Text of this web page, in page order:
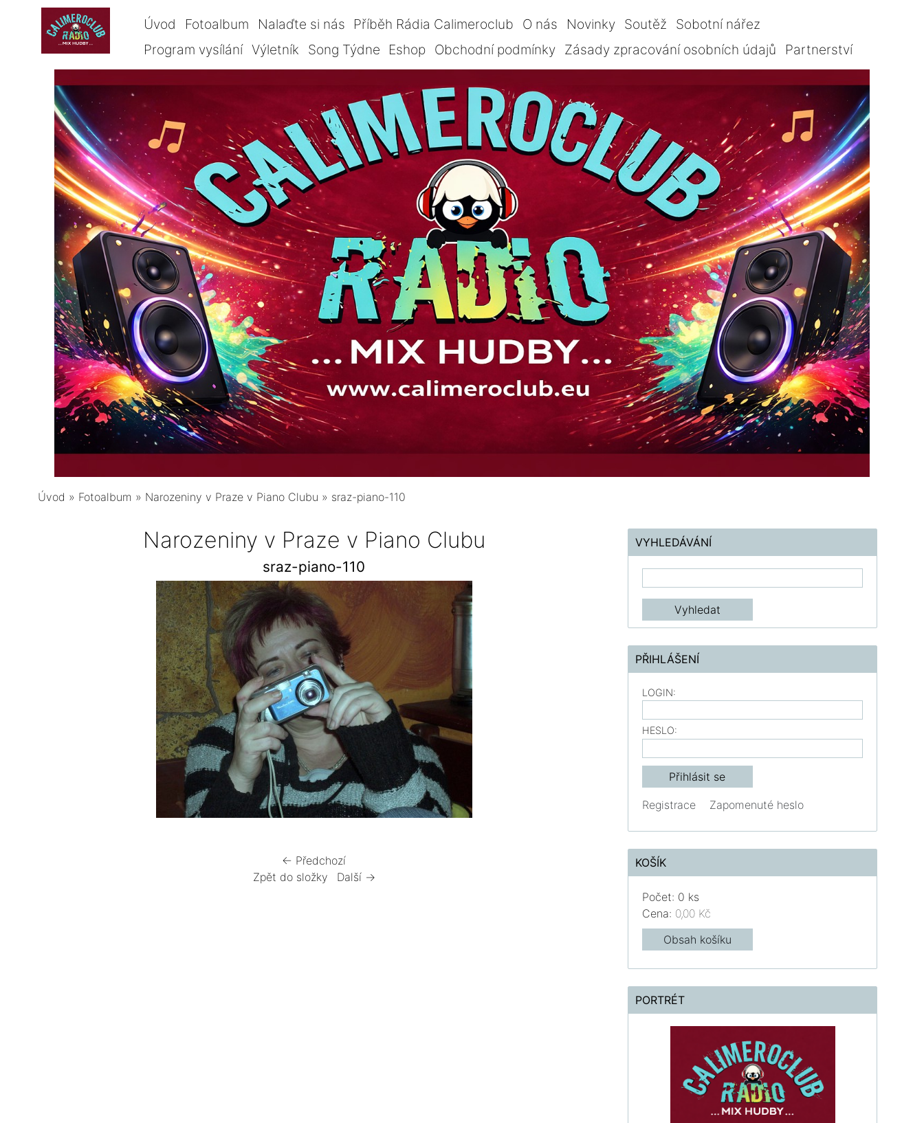
Úvod Fotoalbum Nalaďte si nás Příběh Rádia Calimeroclub O nás Novinky Soutěž
Sobotní nářez
Program vysílání Výletník Song Týdne Eshop Obchodní podmínky Zásady zpracování osobních údajů Partnerství
Úvod » Fotoalbum » Narozeniny v Praze v Piano Clubu » sraz-piano-110
Narozeniny v Praze v Piano Clubu
sraz-piano-110
← Předchozí
Zpět do složky
Další →
VYHLEDÁVÁNÍ
PŘIHLÁŠENÍ
LOGIN:
HESLO:
Registrace Zapomenuté heslo
KOŠÍK
Počet: 0 ks
Cena: 0,00 Kč
Obsah košíku
PORTRÉT